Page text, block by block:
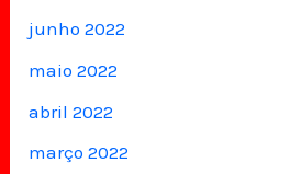
junho 2022
maio 2022
abril 2022
março 2022